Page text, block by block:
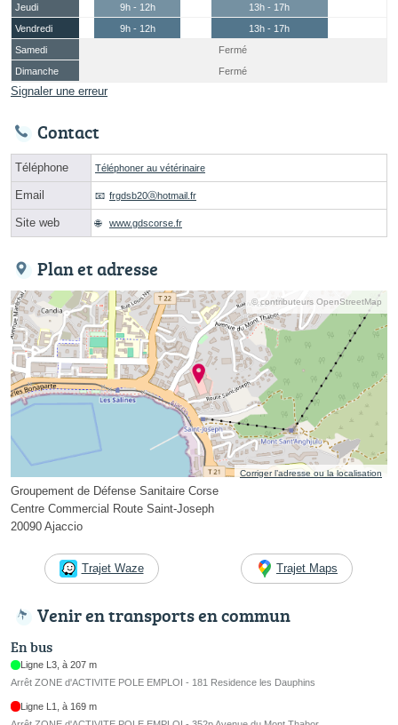
Jeudi
9h - 12h
13h - 17h
Vendredi
9h - 12h
13h - 17h
Samedi
Fermé
Dimanche
Fermé
Signaler une erreur
Contact
Téléphone Téléphoner au vétérinaire
Email frgdsb20ⓐhotmail.fr
Site web www.gdscorse.fr
Plan et adresse
© contributeurs OpenStreetMap
Corriger l’adresse ou la localisation
Groupement de Défense Sanitaire Corse
Centre Commercial Route Saint-Joseph
20090 Ajaccio
Trajet Waze Trajet Maps
Venir en transports en commun
En bus
Ligne L3, à 207 m
Arrêt ZONE d'ACTIVITE POLE EMPLOI - 181 Residence les Dauphins
Ligne L1, à 169 m